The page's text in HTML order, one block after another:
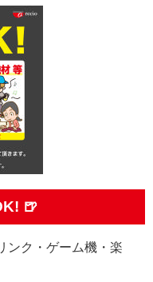
🍺
ンク・ゲーム機・楽